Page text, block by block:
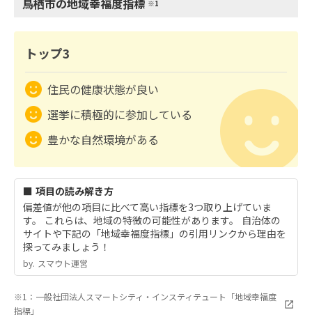
鳥栖市の地域幸福度指標 ※1
トップ3
住民の健康状態が良い
選挙に積極的に参加している
豊かな自然環境がある
■ 項目の読み解き方
偏差値が他の項目に比べて高い指標を3つ取り上げていま
す。 これらは、地域の特徴の可能性があります。 自治体の
サイトや下記の「地域幸福度指標」の引用リンクから理由を
探ってみましょう！
by.︎ スマウト運営
※1：一般社団法人スマートシティ・インスティテュート「地域幸福度
指標」